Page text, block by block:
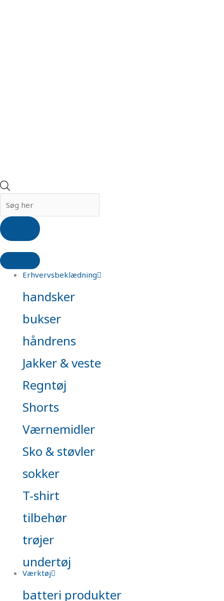
Erhvervsbeklædning
handsker
bukser
håndrens
Jakker & veste
Regntøj
Shorts
Værnemidler
Sko & støvler
sokker
T-shirt
tilbehør
trøjer
undertøj
Værktøj
batteri produkter